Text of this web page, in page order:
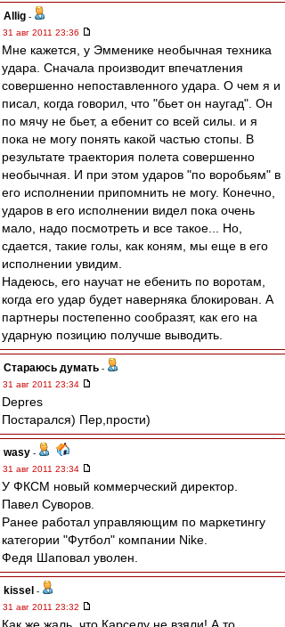
Allig -
31 авг 2011 23:36
Мне кажется, у Эмменике необычная техника
удара. Сначала производит впечатления
совершенно непоставленного удара. О чем я и
писал, когда говорил, что "бьет он наугад". Он
по мячу не бьет, а ебенит со всей силы. и я
пока не могу понять какой частью стопы. В
результате траектория полета совершенно
необычная. И при этом ударов "по воробьям" в
его исполнении припомнить не могу. Конечно,
ударов в его исполнении видел пока очень
мало, надо посмотреть и все такое... Но,
сдается, такие голы, как коням, мы еще в его
исполнении увидим.
Надеюсь, его научат не ебенить по воротам,
когда его удар будет наверняка блокирован. А
партнеры постепенно сообразят, как его на
ударную позицию получше выводить.
Стараюсь думать -
31 авг 2011 23:34
Depres
Постарался) Пер,прости)
wasy -
31 авг 2011 23:34
У ФКСМ новый коммерческий директор.
Павел Суворов.
Ранее работал управляющим по маркетингу
категории "Футбол" компании Nike.
Федя Шаповал уволен.
kissel -
31 авг 2011 23:32